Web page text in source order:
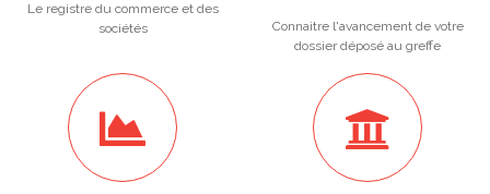
Le registre du commerce et des
sociétés
Connaitre l'avancement de votre
dossier déposé au greffe